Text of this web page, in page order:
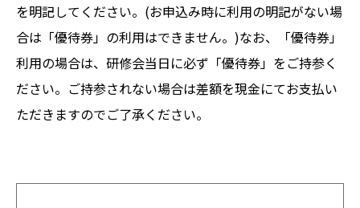
を明記してください。(お申込み時に利用の明記がない場
合は「優待券」の利用はできません。)なお、「優待券」
利用の場合は、研修会当日に必ず「優待券」をご持参く
ださい。ご持参されない場合は差額を現金にてお支払い
ただきますのでご了承ください。